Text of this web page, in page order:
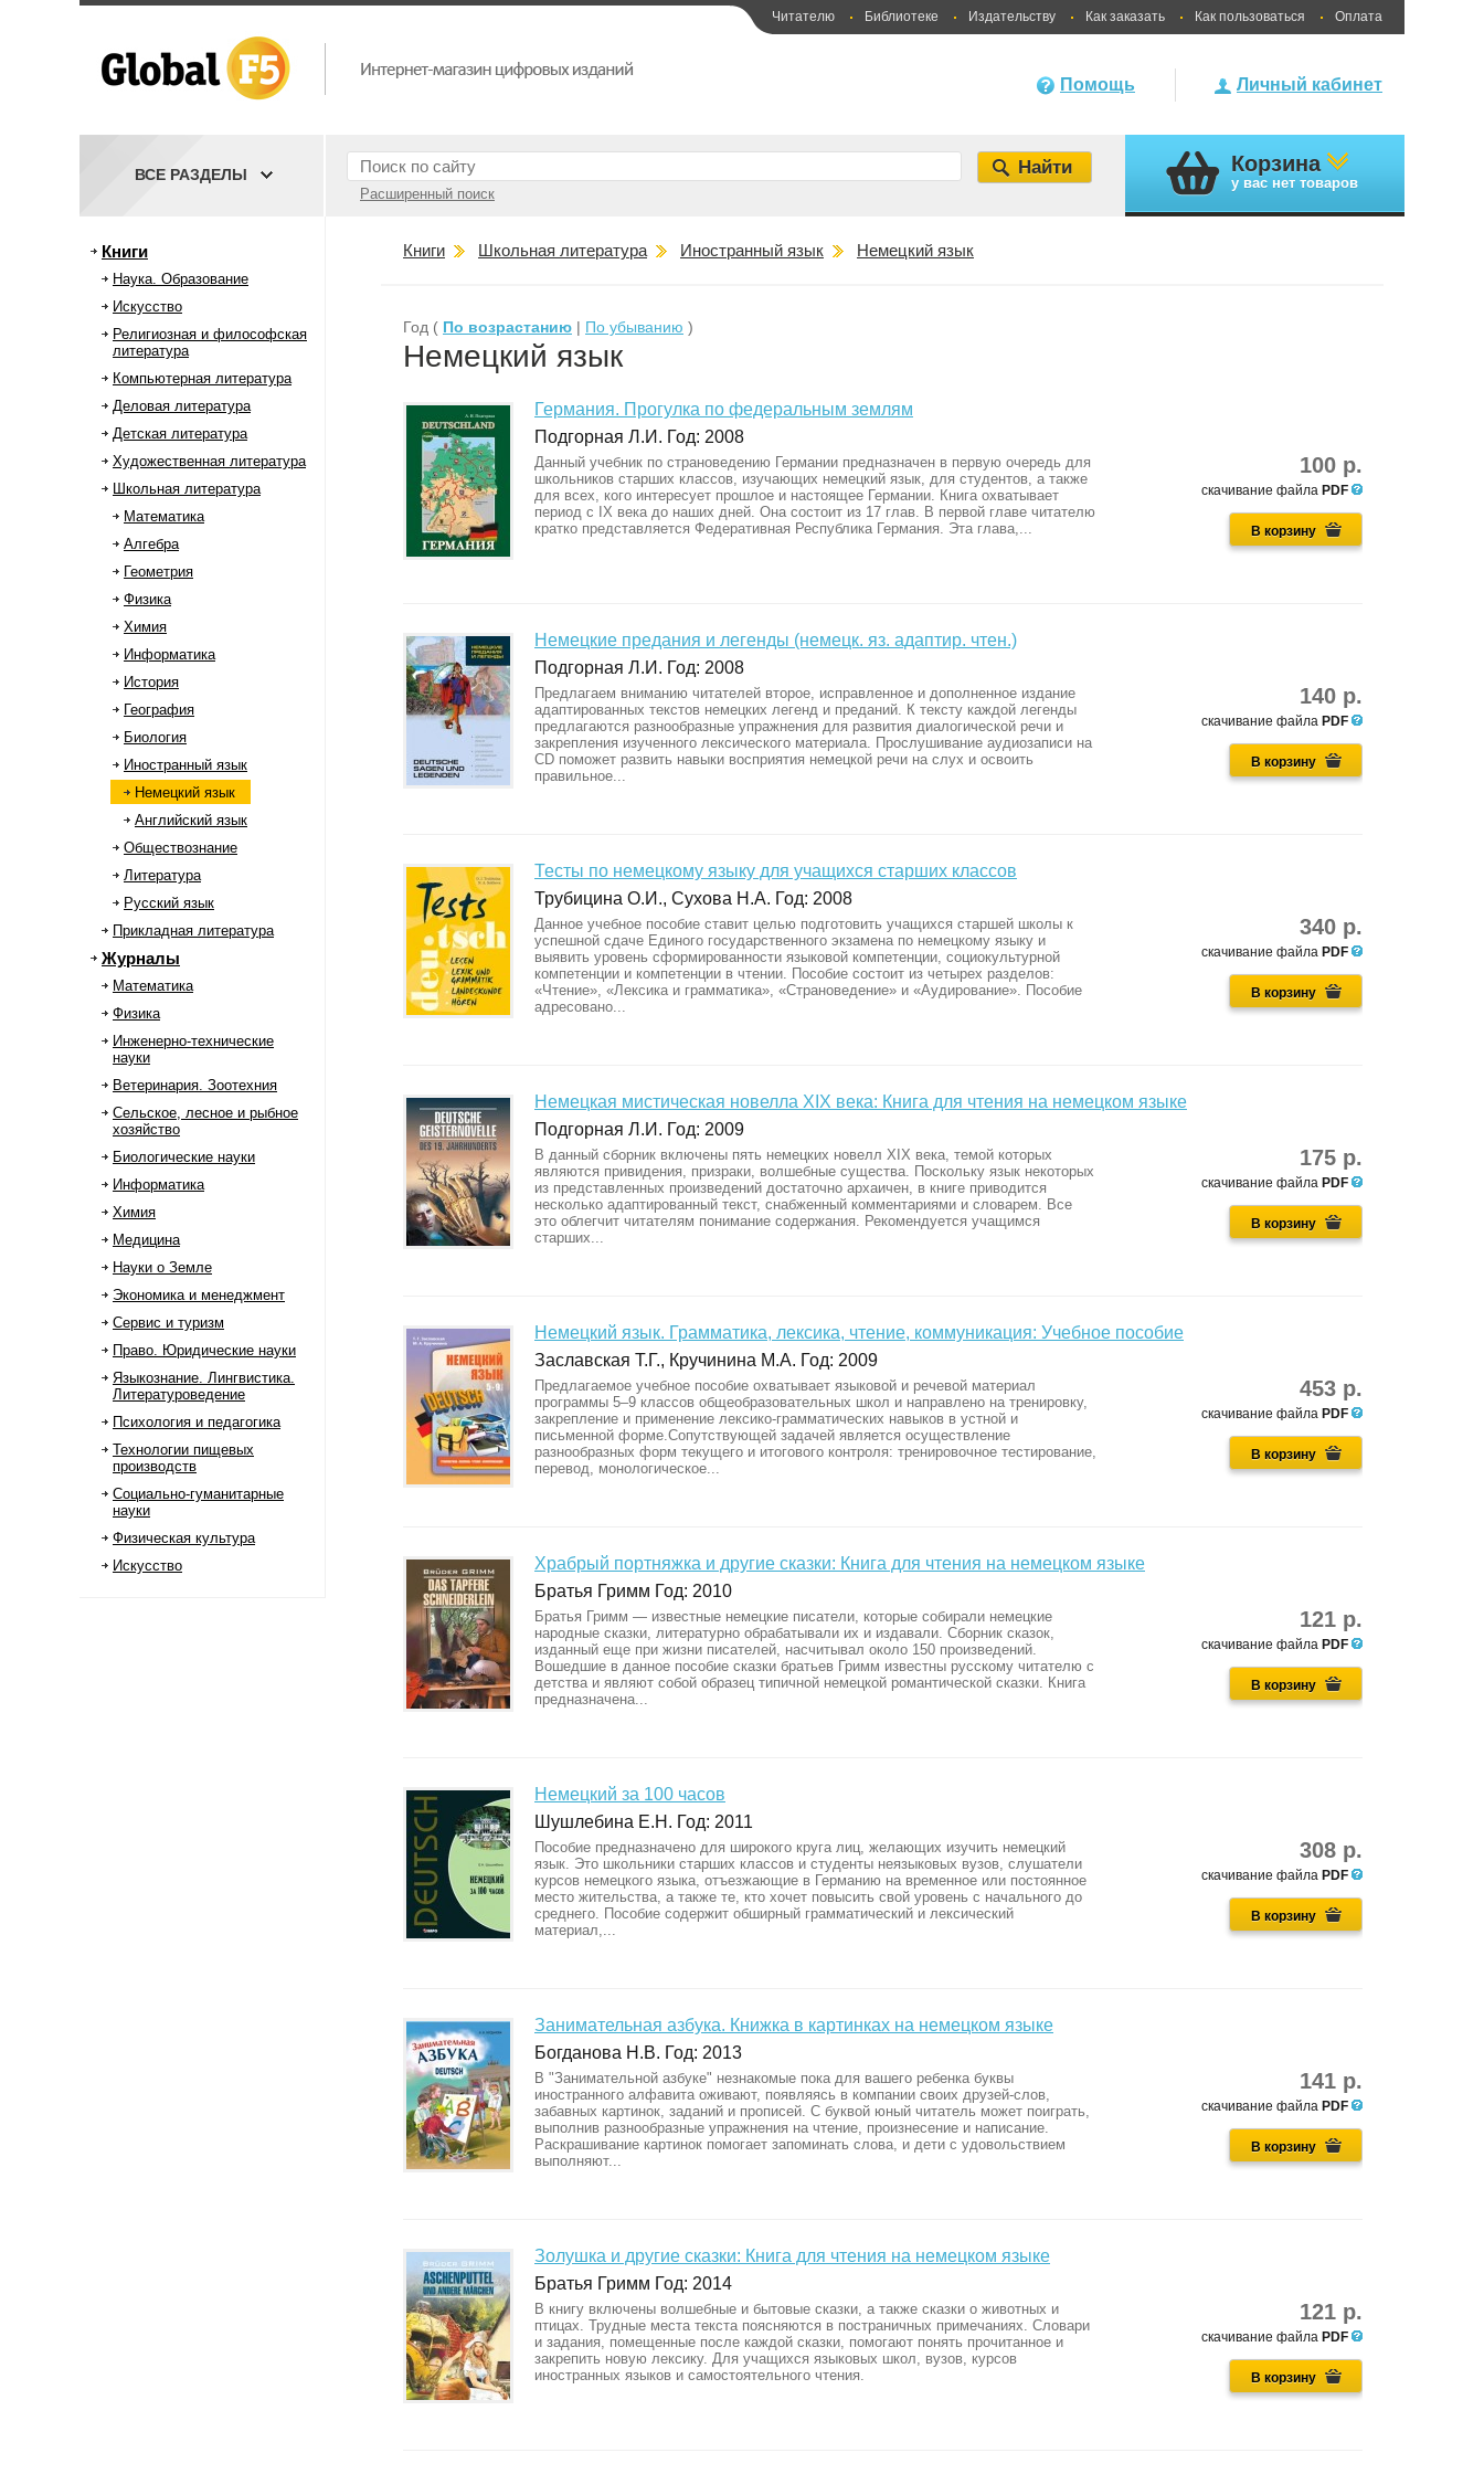
Читателю Библиотеке Издательству Как заказать Как пользоваться Оплата
Личный кабинет
Помощь
Расширенный поиск
ВСЕ РАЗДЕЛЫ Корзина
у вас нет товаров
Книги
Наука. Образование
Искусство
Религиозная и философская
литература
Компьютерная литература
Деловая литература
Детская литература
Художественная литература
Школьная литература
Математика
Алгебра
Геометрия
Физика
Химия
Информатика
История
География
Биология
Иностранный язык
Немецкий язык
Английский язык
Обществознание
Литература
Русский язык
Прикладная литература
Журналы
Математика
Физика
Инженерно-технические
науки
Ветеринария. Зоотехния
Сельское, лесное и рыбное
хозяйство
Биологические науки
Информатика
Химия
Медицина
Науки о Земле
Экономика и менеджмент
Сервис и туризм
Право. Юридические науки
Языкознание. Лингвистика.
Литературоведение
Психология и педагогика
Технологии пищевых
производств
Социально-гуманитарные
науки
Физическая культура
Искусство
Книги Школьная литература Иностранный язык Немецкий язык
Год ( По возрастанию | По убыванию )
Немецкий язык
Германия. Прогулка по федеральным землям
Подгорная Л.И. Год: 2008
100 р.
скачивание файла PDF
В корзину
Данный учебник по страноведению Германии предназначен в первую очередь для
школьников старших классов, изучающих немецкий язык, для студентов, а также
для всех, кого интересует прошлое и настоящее Германии. Книга охватывает
период с IX века до наших дней. Она состоит из 17 глав. В первой главе читателю
кратко представляется Федеративная Республика Германия. Эта глава,...
Немецкие предания и легенды (немецк. яз. адаптир. чтен.)
Подгорная Л.И. Год: 2008
140 р.
скачивание файла PDF
В корзину
Предлагаем вниманию читателей второе, исправленное и дополненное издание
адаптированных текстов немецких легенд и преданий. К тексту каждой легенды
предлагаются разнообразные упражнения для развития диалогической речи и
закрепления изученного лексического материала. Прослушивание аудиозаписи на
CD поможет развить навыки восприятия немецкой речи на слух и освоить
правильное...
Тесты по немецкому языку для учащихся старших классов
Трубицина О.И., Сухова Н.А. Год: 2008
340 р.
скачивание файла PDF
В корзину
Данное учебное пособие ставит целью подготовить учащихся старшей школы к
успешной сдаче Единого государственного экзамена по немецкому языку и
выявить уровень сформированности языковой компетенции, социокультурной
компетенции и компетенции в чтении. Пособие состоит из четырех разделов:
«Чтение», «Лексика и грамматика», «Страноведение» и «Аудирование». Пособие
адресовано...
Немецкая мистическая новелла XIX века: Книга для чтения на немецком языке
Подгорная Л.И. Год: 2009
175 р.
скачивание файла PDF
В корзину
В данный сборник включены пять немецких новелл XIX века, темой которых
являются привидения, призраки, волшебные существа. Поскольку язык некоторых
из представленных произведений достаточно архаичен, в книге приводится
несколько адаптированный текст, снабженный комментариями и словарем. Все
это облегчит читателям понимание содержания. Рекомендуется учащимся
старших...
Немецкий язык. Грамматика, лексика, чтение, коммуникация: Учебное пособие
Заславская Т.Г., Кручинина М.А. Год: 2009
453 р.
скачивание файла PDF
В корзину
Предлагаемое учебное пособие охватывает языковой и речевой материал
программы 5–9 классов общеобразовательных школ и направлено на тренировку,
закрепление и применение лексико-грамматических навыков в устной и
письменной форме.Сопутствующей задачей является осуществление
разнообразных форм текущего и итогового контроля: тренировочное тестирование,
перевод, монологическое...
Храбрый портняжка и другие сказки: Книга для чтения на немецком языке
Братья Гримм Год: 2010
121 р.
скачивание файла PDF
В корзину
Братья Гримм — известные немецкие писатели, которые собирали немецкие
народные сказки, литературно обрабатывали их и издавали. Сборник сказок,
изданный еще при жизни писателей, насчитывал около 150 произведений.
Вошедшие в данное пособие сказки братьев Гримм известны русскому читателю с
детства и являют собой образец типичной немецкой романтической сказки. Книга
предназначена...
Немецкий за 100 часов
Шушлебина Е.Н. Год: 2011
308 р.
скачивание файла PDF
В корзину
Пособие предназначено для широкого круга лиц, желающих изучить немецкий
язык. Это школьники старших классов и студенты неязыковых вузов, слушатели
курсов немецкого языка, отъезжающие в Германию на временное или постоянное
место жительства, а также те, кто хочет повысить свой уровень с начального до
среднего. Пособие содержит обширный грамматический и лексический
материал,...
Занимательная азбука. Книжка в картинках на немецком языке
Богданова Н.В. Год: 2013
141 р.
скачивание файла PDF
В корзину
В "Занимательной азбуке" незнакомые пока для вашего ребенка буквы
иностранного алфавита оживают, появляясь в компании своих друзей-слов,
забавных картинок, заданий и прописей. С буквой юный читатель может поиграть,
выполнив разнообразные упражнения на чтение, произнесение и написание.
Раскрашивание картинок помогает запоминать слова, и дети с удовольствием
выполняют...
Золушка и другие сказки: Книга для чтения на немецком языке
Братья Гримм Год: 2014
121 р.
скачивание файла PDF
В корзину
В книгу включены волшебные и бытовые сказки, а также сказки о животных и
птицах. Трудные места текста поясняются в постраничных примечаниях. Словари
и задания, помещенные после каждой сказки, помогают понять прочитанное и
закрепить новую лексику. Для учащихся языковых школ, вузов, курсов
иностранных языков и самостоятельного чтения.